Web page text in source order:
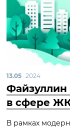
13.05 2024
Файзуллин
в сфере
В рамках